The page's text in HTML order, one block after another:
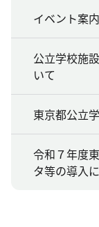
イベント案
公立学校施
いて
東京都公立
令和７年度
タ等の導入